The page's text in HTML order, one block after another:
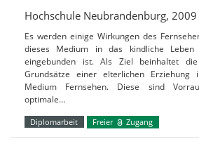
Hochschule Neubrandenburg, 2009
Es werden einige Wirkungen des
dieses Medium in das kindliche Leben
eingebunden ist. Als Ziel beinhaltet
Grundsätze einer elterlichen
Medium Fernsehen. Diese sind
optimale…
Diplomarbeit Freier Zugang